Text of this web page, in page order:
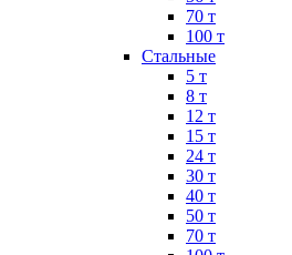
70 т
100 т
Стальные
5 т
8 т
12 т
15 т
24 т
30 т
40 т
50 т
70 т